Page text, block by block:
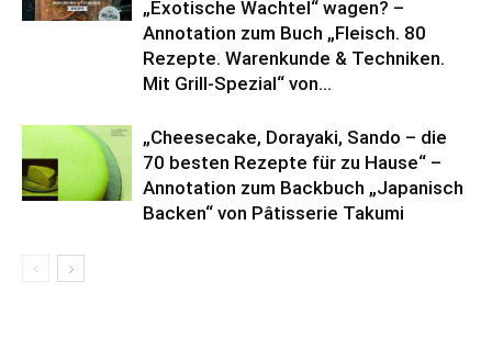
„Exotische Wachtel“ wagen? –
Annotation zum Buch „Fleisch. 80
Rezepte. Warenkunde & Techniken.
Mit Grill-Spezial“ von...
„Cheesecake, Dorayaki, Sando – die
70 besten Rezepte für zu Hause“ –
Annotation zum Backbuch „Japanisch
Backen“ von Pâtisserie Takumi